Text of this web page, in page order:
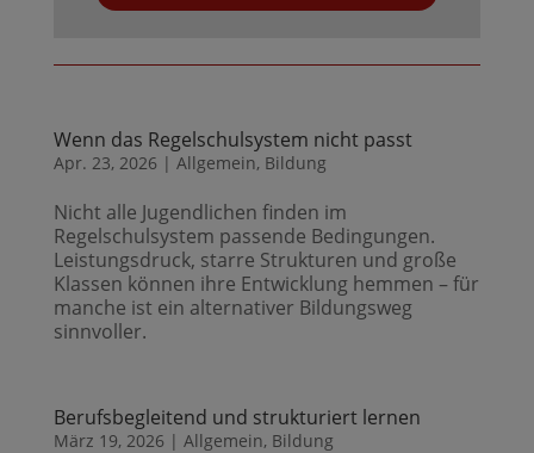
Wenn das Regelschulsystem nicht passt
Apr. 23, 2026 | Allgemein, Bildung
Nicht alle Jugendlichen finden im
Regelschulsystem passende Bedingungen.
Leistungsdruck, starre Strukturen und große
Klassen können ihre Entwicklung hemmen – für
manche ist ein alternativer Bildungsweg
sinnvoller.
Berufsbegleitend und strukturiert lernen
März 19, 2026 | Allgemein, Bildung